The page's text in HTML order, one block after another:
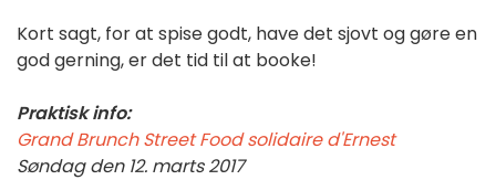
Kort sagt, for at spise godt, have det sjovt og gøre en
god gerning, er det tid til at booke!
Praktisk info:
Grand Brunch Street Food solidaire d'Ernest
Søndag den 12. marts 2017